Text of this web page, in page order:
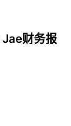
财务报